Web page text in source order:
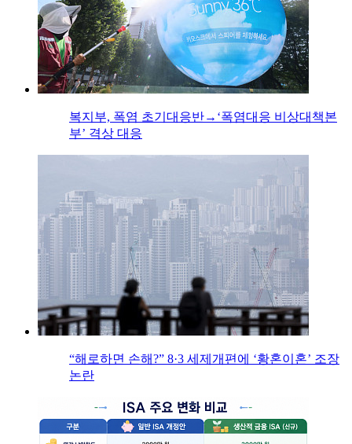
복지부, 폭염 초기대응반→‘폭염대응 비상대책본
부’ 격상 대응
“해로하면 손해?” 8·3 세제개편에 ‘황혼이혼’ 조장
논란